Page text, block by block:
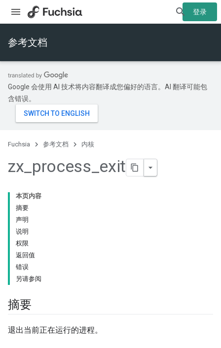
登录
参考文档
Google 会使用 AI 技术将内容翻译成您偏好的语言。AI 翻译可能包
含错误。
Fuchsia 参考文档 内核
zx_process_exit
本页内容
摘要
声明
说明
权限
返回值
错误
另请参阅
摘要
退出当前正在运行的进程。